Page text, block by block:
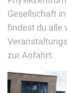
Gesellschaft
findest du alle
zur Anfahrt.